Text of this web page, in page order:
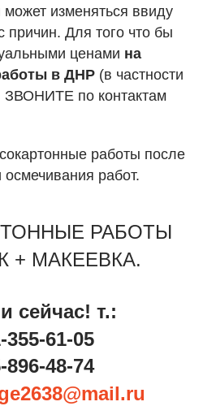
изменяться ввиду
причин. Для того что бы
ценами на
в ДНР (в частности
ЗВОНИТЕ по контактам
работы после
работ.
РАБОТЫ
+ МАКЕЕВКА.
сейчас! т.:
355-61-05
896-48-74